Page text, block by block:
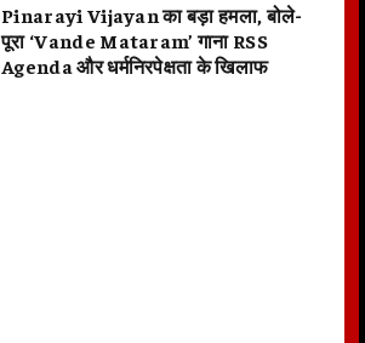
Pinarayi Vijayan का बड़ा हमला, बोले-
पूरा ‘Vande Mataram’ गाना RSS
Agenda और धर्मनिरपेक्षता के खिलाफ